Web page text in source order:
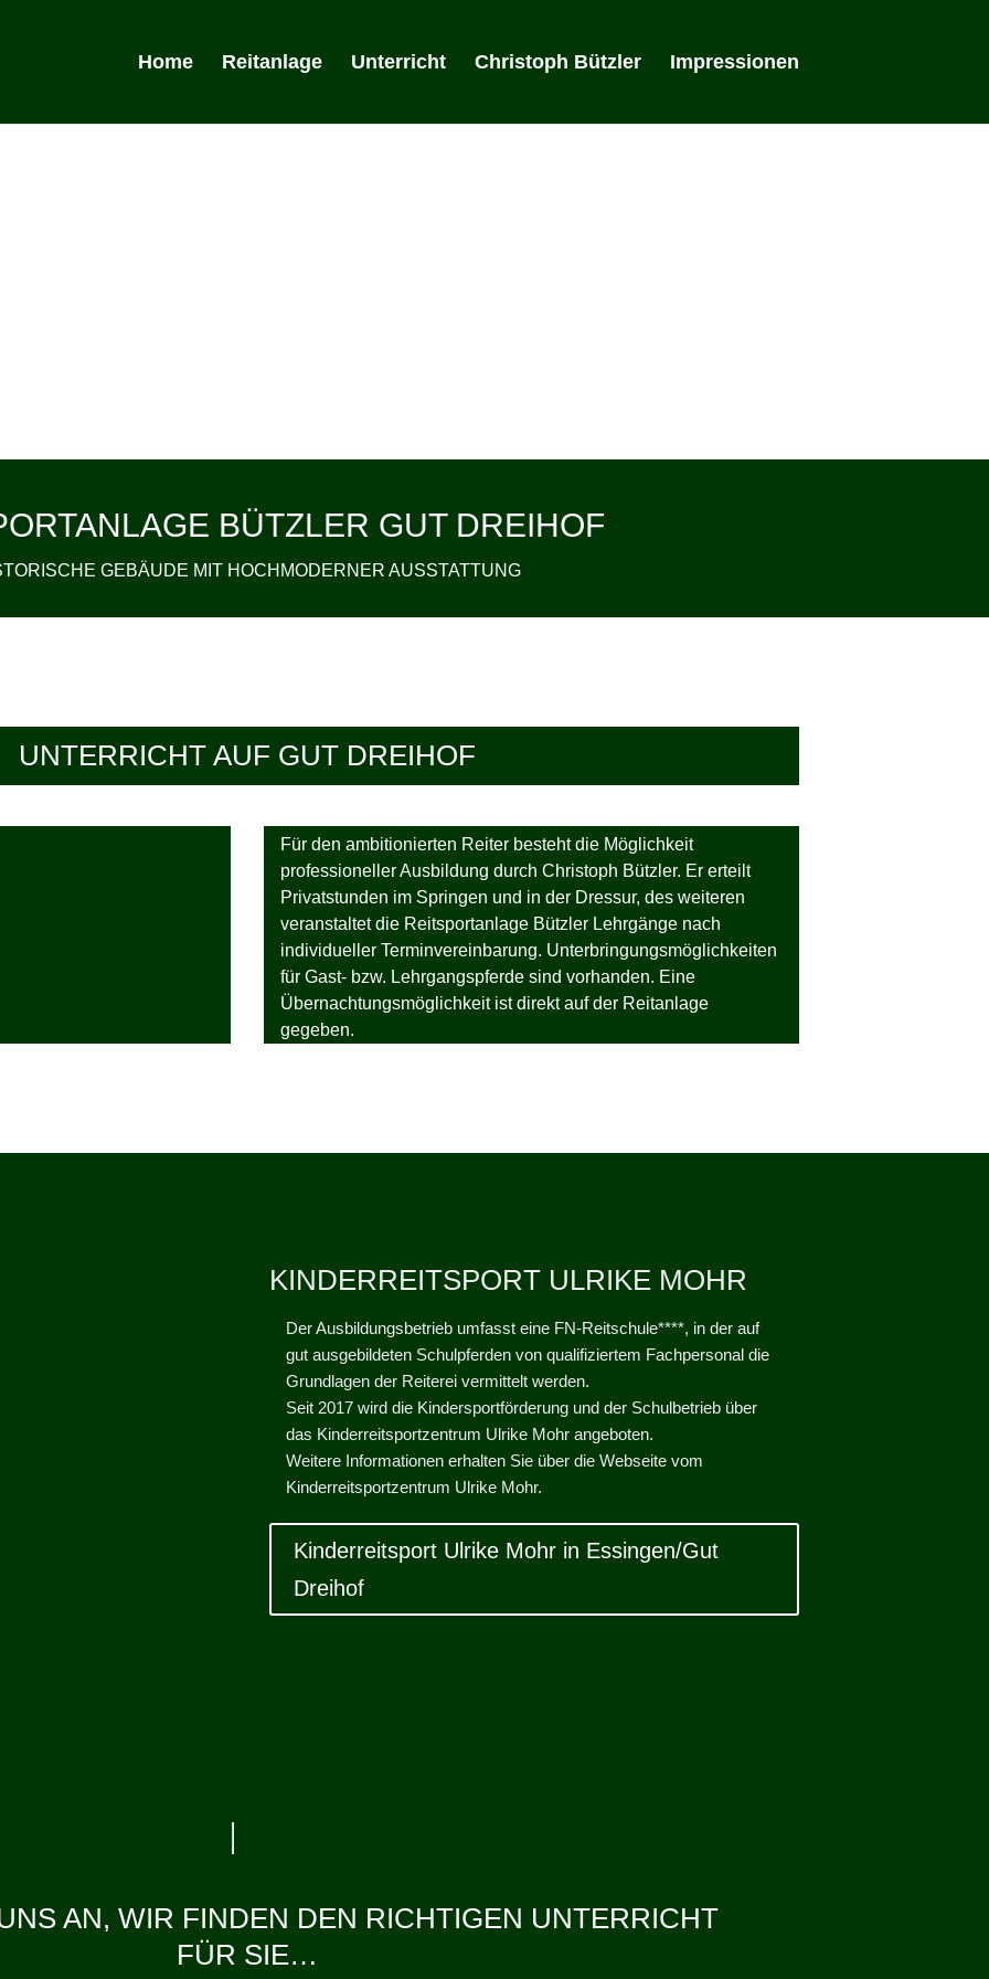
Home Reitanlage Unterricht Christoph Bützler Impressionen
BÜTZLER GUT DREIHOF
GEBÄUDE MIT HOCHMODERNER AUSSTATTUNG
UNTERRICHT AUF GUT DREIHOF
Für den ambitionierten Reiter besteht die Möglichkeit
professioneller Ausbildung durch Christoph Bützler. Er erteilt
Privatstunden im Springen und in der Dressur, des weiteren
veranstaltet die Reitsportanlage Bützler Lehrgänge nach
individueller Terminvereinbarung. Unterbringungsmöglichkeiten
für Gast- bzw. Lehrgangspferde sind vorhanden. Eine
Übernachtungsmöglichkeit ist direkt auf der Reitanlage
gegeben.
KINDERREITSPORT ULRIKE MOHR
Der Ausbildungsbetrieb umfasst eine FN-Reitschule****, in der auf
gut ausgebildeten Schulpferden von qualifiziertem Fachpersonal die
Grundlagen der Reiterei vermittelt werden.
Seit 2017 wird die Kindersportförderung und der Schulbetrieb über
das Kinderreitsportzentrum Ulrike Mohr angeboten.
Weitere Informationen erhalten Sie über die Webseite vom
Kinderreitsportzentrum Ulrike Mohr.
Kinderreitsport Ulrike Mohr in Essingen/Gut
Dreihof
AN, WIR FINDEN DEN RICHTIGEN UNTERRICHT
FÜR SIE…